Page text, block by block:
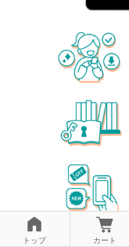
トップ カート